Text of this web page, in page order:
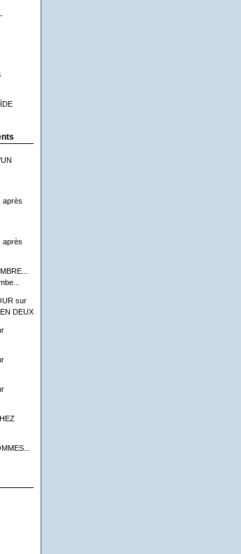
après
après
sur
DEUX